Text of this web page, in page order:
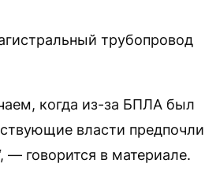
трубопровод
когда из-за БПЛА был
власти предпочли
говорится в материале.